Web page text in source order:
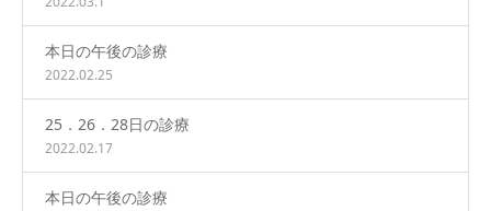
本日の午後の診療
2022.02.25
25．26．28日の診療
2022.02.17
本日の午後の診療